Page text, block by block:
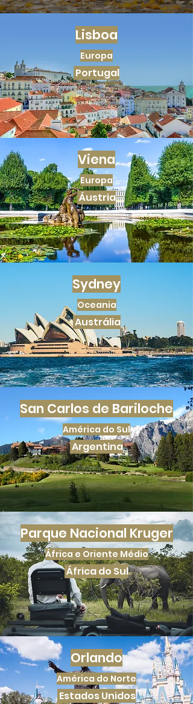
Lisboa
Europa
Portugal
Viena
Europa
Áustria
Sydney
Oceania
Austrália
San Carlos de Bariloche
América do Sul
Argentina
Parque Nacional Kruger
África e Oriente Médio
África do Sul
Orlando
América do Norte
Estados Unidos